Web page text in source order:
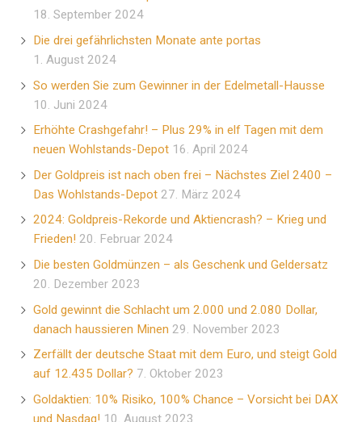
18. September 2024
Die drei gefährlichsten Monate ante portas
1. August 2024
So werden Sie zum Gewinner in der Edelmetall-Hausse
10. Juni 2024
Erhöhte Crashgefahr! – Plus 29% in elf Tagen mit dem
neuen Wohlstands-Depot 16. April 2024
Der Goldpreis ist nach oben frei – Nächstes Ziel 2400 –
Das Wohlstands-Depot 27. März 2024
2024: Goldpreis-Rekorde und Aktiencrash? – Krieg und
Frieden! 20. Februar 2024
Die besten Goldmünzen – als Geschenk und Geldersatz
20. Dezember 2023
Gold gewinnt die Schlacht um 2.000 und 2.080 Dollar,
danach haussieren Minen 29. November 2023
Zerfällt der deutsche Staat mit dem Euro, und steigt Gold
auf 12.435 Dollar? 7. Oktober 2023
Goldaktien: 10% Risiko, 100% Chance – Vorsicht bei DAX
und Nasdaq! 10. August 2023